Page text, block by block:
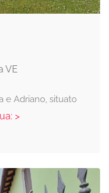
VE
e Adriano, situato
>